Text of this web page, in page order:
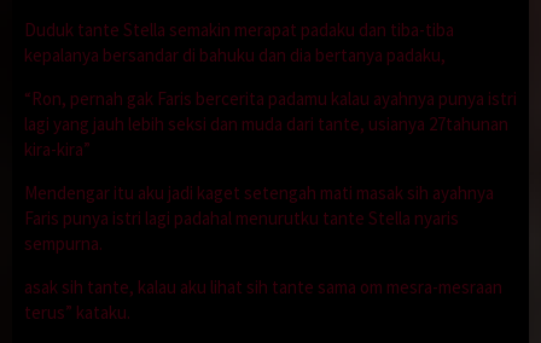
Duduk tante Stella semakin merapat padaku dan tiba-tiba
kepalanya bersandar di bahuku dan dia bertanya padaku,
“Ron, pernah gak Faris bercerita padamu kalau ayahnya punya istri
lagi yang jauh lebih seksi dan muda dari tante, usianya 27tahunan
kira-kira”
Mendengar itu aku jadi kaget setengah mati masak sih ayahnya
Faris punya istri lagi padahal menurutku tante Stella nyaris
sempurna.
asak sih tante, kalau aku lihat sih tante sama om mesra-mesraan
terus” kataku.